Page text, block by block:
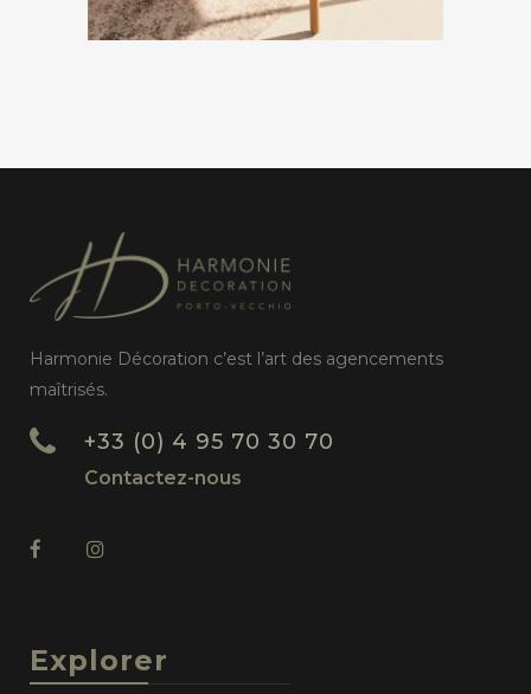
Harmonie Décoration c’est l’art des agencements
maîtrisés.
+33 (0) 4 95 70 30 70
Contactez-nous
Explorer